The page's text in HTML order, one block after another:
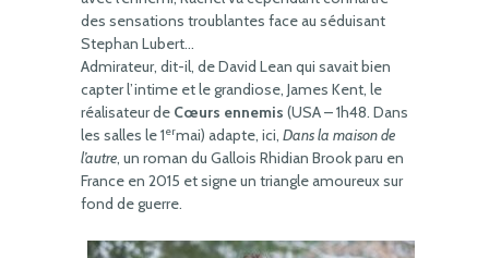
des sensations troublantes face au séduisant
Stephan Lubert…
Admirateur, dit-il, de David Lean qui savait bien
capter l’intime et le grandiose, James Kent, le
réalisateur de Cœurs ennemis (USA – 1h48. Dans
les salles le 1ermai) adapte, ici, Dans la maison de
l’autre, un roman du Gallois Rhidian Brook paru en
France en 2015 et signe un triangle amoureux sur
fond de guerre.